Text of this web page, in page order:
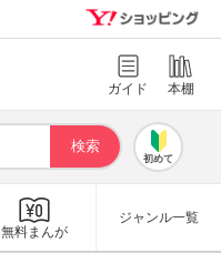
ガイド 本棚
初めて
無料まんが
ジャンル一覧